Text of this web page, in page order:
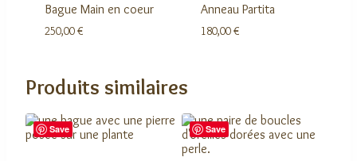
Bague Main en coeur
250,00€
Anneau Partita
180,00€
Produits similaires
Save Save